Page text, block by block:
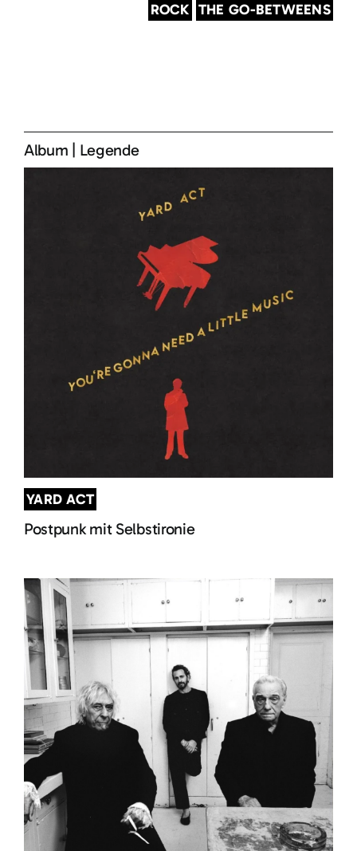
ROCK THE GO-BETWEENS
Album Legende
YARD ACT
Postpunk mit Selbstironie